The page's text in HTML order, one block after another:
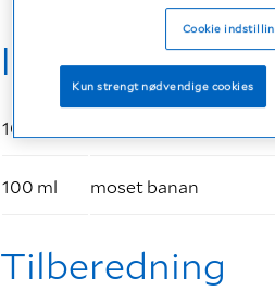
Ingredienser
100 ml
100 ml moset banan
Tilberedning
Cookie
Kun strengt nødvendige cookies